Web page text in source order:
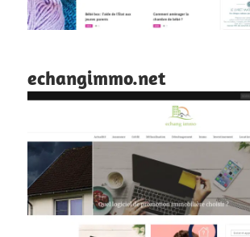
echangimmo.net